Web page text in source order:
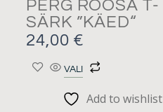
PERG ROOSA T-
SÄRK ”KÄED“
24,00 €
VALI
Add to wishlist